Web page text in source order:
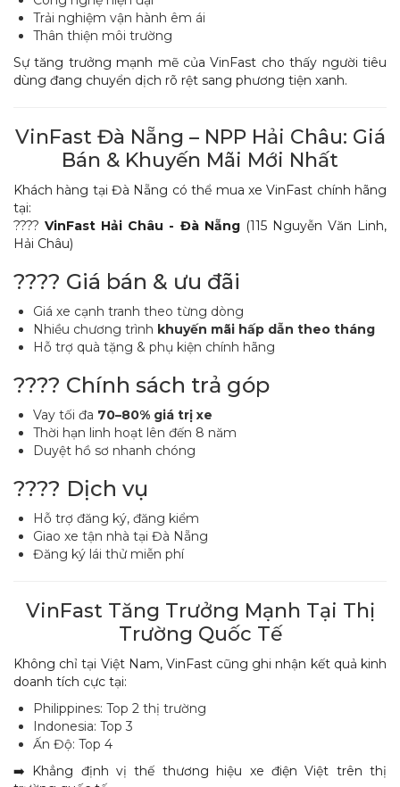
Trải nghiệm vận hành êm ái
Thân thiện môi trường
Sự tăng trưởng mạnh mẽ của VinFast cho thấy người tiêu
dùng đang chuyển dịch rõ rệt sang phương tiện xanh.
VinFast Đà Nẵng – NPP Hải Châu: Giá
Bán & Khuyến Mãi Mới Nhất
Khách hàng tại Đà Nẵng có thể mua xe VinFast chính hãng
tại:
????VinFast Hải Châu - Đà Nẵng(115 Nguyễn Văn Linh,
Hải Châu)
???? Giá bán & ưu đãi
Giá xe cạnh tranh theo từng dòng
Nhiều chương trình khuyến mãi hấp dẫn theo tháng
Hỗ trợ quà tặng & phụ kiện chính hãng
???? Chính sách trả góp
Vay tối đa 70–80% giá trị xe
Thời hạn linh hoạt lên đến 8 năm
Duyệt hồ sơ nhanh chóng
???? Dịch vụ
Hỗ trợ đăng ký, đăng kiểm
Giao xe tận nhà tại Đà Nẵng
Đăng ký lái thử miễn phí
VinFast Tăng Trưởng Mạnh Tại Thị
Trường Quốc Tế
Không chỉ tại Việt Nam, VinFast cũng ghi nhận kết quả kinh
doanh tích cực tại:
Philippines: Top 2 thị trường
Indonesia: Top 3
Ấn Độ: Top 4
➡️ Khẳng định vị thế thương hiệu xe điện Việt trên thị